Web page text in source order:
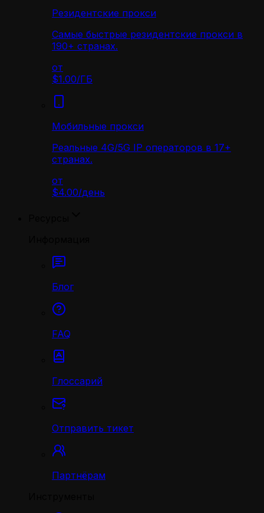
Резидентские прокси
Самые быстрые резидентские прокси в
190+ странах.
от
$1.00/ГБ
Мобильные прокси
Реальные 4G/5G IP операторов в 17+
странах.
от
$4.00/день
Блог
FAQ
Глоссарий
Отправить тикет
Партнёрам